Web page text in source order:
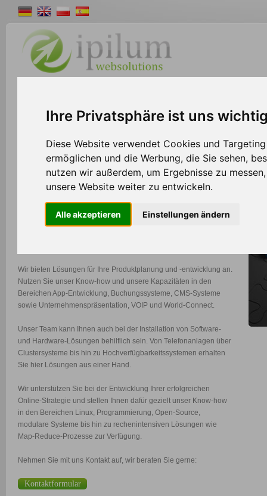
Ihre Privatsphäre ist uns
Diese Website verwendet Cookies und
ermöglichen und die Werbung, die Sie sehen,
nutzen wir außerdem, um Ergebnisse zu
unsere Website weiter zu entwickeln.
Alle akzeptieren Einstellungen ändern
>> Solutions
Professionelle e-Commerce Lösungen mit
Das Team von Ipilum Solutions steht Ihnen zur Seite, wenn
strategisches Know-how gefragt ist – sei es bei der Planung und
Wir bieten Lösungen für Ihre Produktplanung und -entwicklung an.
Nutzen Sie unser Know-how und unsere Kapazitäten in den
Bereichen App-Entwicklung, Buchungssysteme, CMS-Systeme
sowie Unternehmenspräsentation, VOIP und World-Connect.
Unser Team kann Ihnen auch bei der Installation von Software-
und Hardware-Lösungen behilflich sein. Von Telefonanlagen über
Clustersysteme bis hin zu Hochverfügbarkeitssystemen erhalten
Sie hier Lösungen aus einer Hand.
Wir unterstützen Sie bei der Entwicklung Ihrer erfolgreichen
Online-Strategie und stellen Ihnen dafür gezielt unser Know-how
in den Bereichen Linux, Programmierung, Open-Source,
modulare Systeme bis hin zu rechenintensiven Lösungen wie
Map-Reduce-Prozesse zur Verfügung.
Nehmen Sie mit uns Kontakt auf, wir beraten Sie gerne:
Kontaktformular